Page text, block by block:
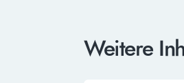
Weitere